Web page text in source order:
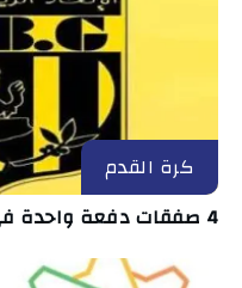
كرة القدم
4 صفقات دفعة واحدة في اتحاد بن قردان